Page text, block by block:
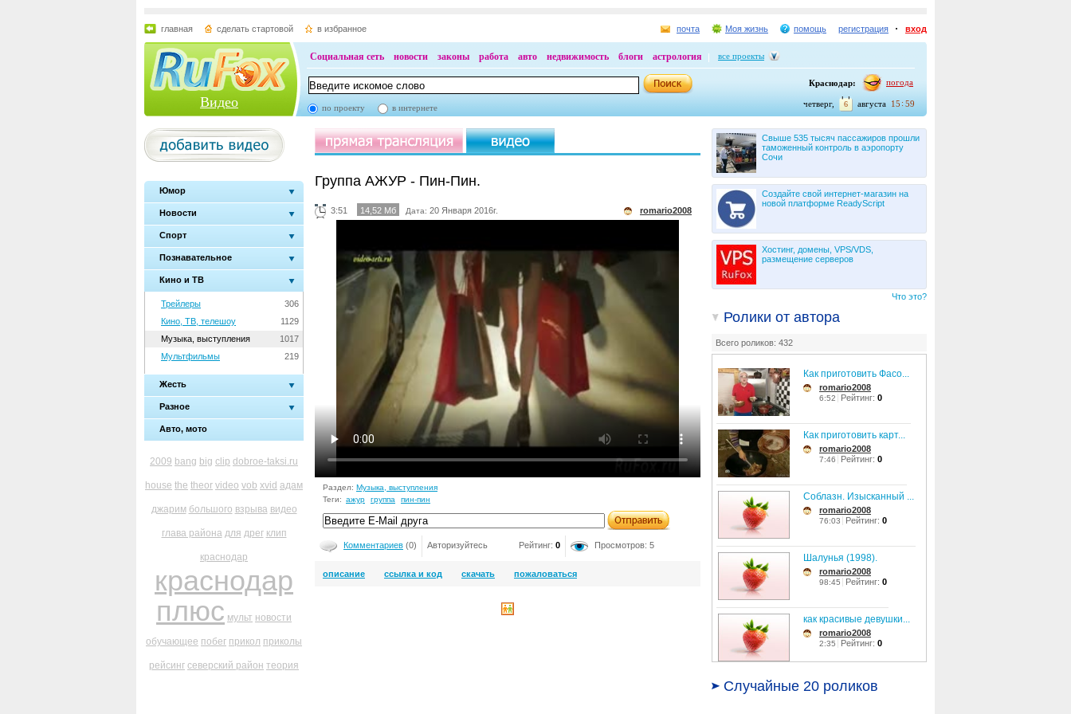
главная сделать стартовой в избранное почта Моя жизнь помощь регистрация вход
Видео
Социальная сеть новости законы работа авто недвижимость блоги астрология все проекты
Краснодар: погода
15 : 59
августа
6
четверг,
по проекту в интернете
Юмор
Новости
Спорт
Познавательное
Кино и ТВ
306
Трейлеры
1129
Кино, ТВ, телешоу
1017
Музыка, выступления
219
Мультфильмы
Жесть
Разное
Авто, мото
2009 bang big clip dobroe-taksi.ru
house the theor video vob xvid адам
джарим большого взрыва видео
глава района для дрег клип
краснодар
краснодар
плюс мульт новости
обучающее побег прикол приколы
рейсинг северский район теория
Свыше 535 тысяч пассажиров прошли
таможенный контроль в аэропорту
Сочи
Создайте свой интернет-магазин на
новой платформе ReadyScript
Хостинг, домены, VPS/VDS,
размещение серверов
Что это?
Ролики от автора
Всего роликов: 432
Как приготовить Фасо...
romario2008
6:52 Рейтинг: 0
Как приготовить карт...
romario2008
7:46 Рейтинг: 0
Соблазн. Изысканный ...
romario2008
76:03 Рейтинг: 0
Шалунья (1998).
romario2008
98:45 Рейтинг: 0
как красивые девушки...
romario2008
2:35 Рейтинг: 0
Леся Ярославская - С...
romario2008
Случайные 20 роликов
Группа АЖУР - Пин-Пин.
3:51 14,52 Мб Дата: 20 Января 2016г. romario2008
Раздел: Музыка, выступления
Теги: ажур группа пин-пин
Комментариев (0) Авторизуйтесь Рейтинг: 0 Просмотров: 5
описание ссылка и код скачать пожаловаться